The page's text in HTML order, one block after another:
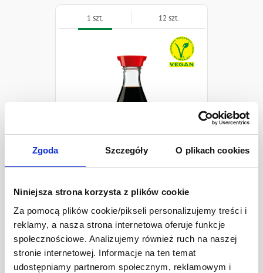
Zgoda Szczegóły O plikach cookies
Niniejsza strona korzysta z plików cookie
Za pomocą plików cookie/pikseli personalizujemy treści i
reklamy, a nasza strona internetowa oferuje funkcje
społecznościowe. Analizujemy również ruch na naszej
stronie internetowej. Informacje na ten temat
udostępniamy partnerom społecznym, reklamowym i
KIKKOMAN Sos sojowy
Naklejki
12,48 zł
1 szt. 12 szt.
Ilość +
-